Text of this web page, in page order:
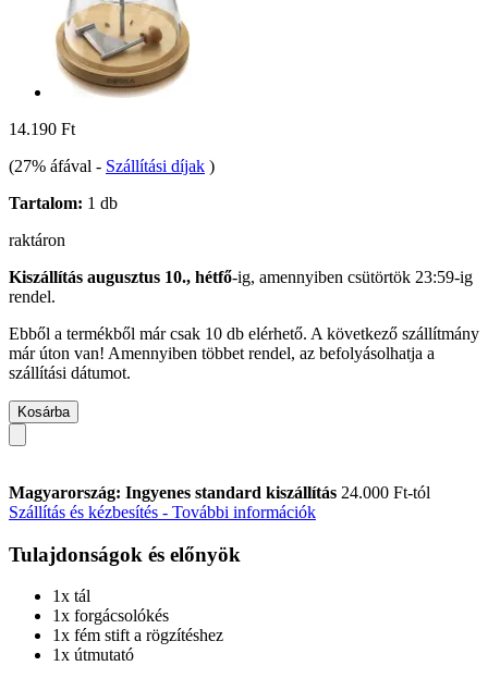
14.190 Ft
(27% áfával - Szállítási díjak )
Tartalom: 1 db
raktáron
Kiszállítás augusztus 10., hétfő-ig, amennyiben csütörtök 23:59-ig
rendel.
Ebből a termékből már csak 10 db elérhető. A következő szállítmány
már úton van! Amennyiben többet rendel, az befolyásolhatja a
szállítási dátumot.
Kosárba
Magyarország: Ingyenes standard kiszállítás 24.000 Ft-tól
Szállítás és kézbesítés - További információk
Tulajdonságok és előnyök
1x tál
1x forgácsolókés
1x fém stift a rögzítéshez
1x útmutató